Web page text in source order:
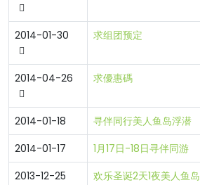
2014-01-30 求组团预定
2014-04-26 求優惠碼
2014-01-18 寻伴同行美人鱼岛浮潜
2014-01-17
1月17日-18日寻伴同游
2013-12-25
欢乐圣诞2天1夜美人鱼岛